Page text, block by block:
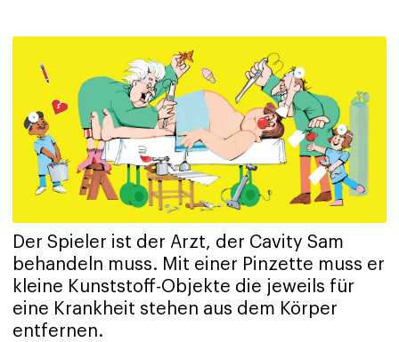
Der Spieler ist der Arzt, der Cavity Sam
behandeln muss. Mit einer Pinzette muss er
kleine Kunststoff-Objekte die jeweils für
eine Krankheit stehen aus dem Körper
entfernen.